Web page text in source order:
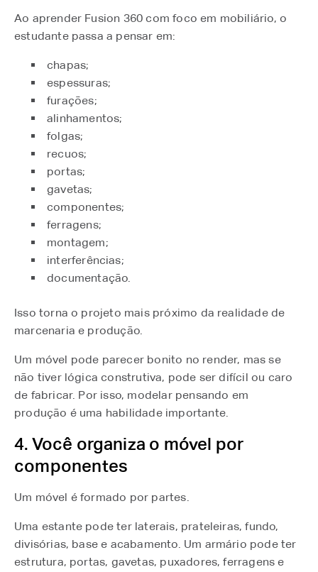
Ao aprender Fusion 360 com foco em mobiliário, o
estudante passa a pensar em:
chapas;
espessuras;
furações;
alinhamentos;
folgas;
recuos;
portas;
gavetas;
componentes;
ferragens;
montagem;
interferências;
documentação.
Isso torna o projeto mais próximo da realidade de
marcenaria e produção.
Um móvel pode parecer bonito no render, mas se
não tiver lógica construtiva, pode ser difícil ou caro
de fabricar. Por isso, modelar pensando em
produção é uma habilidade importante.
4. Você organiza o móvel por
componentes
Um móvel é formado por partes.
Uma estante pode ter laterais, prateleiras, fundo,
divisórias, base e acabamento. Um armário pode ter
estrutura, portas, gavetas, puxadores, ferragens e